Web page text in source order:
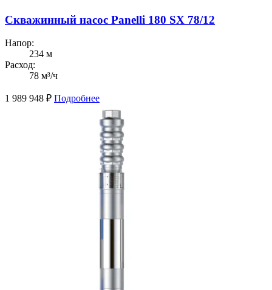
Скважинный насос Panelli 180 SX 78/12
Напор:
234 м
Расход:
78 м³/ч
1 989 948 ₽ Подробнее